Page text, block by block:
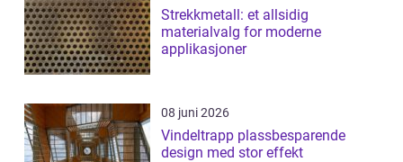
Strekkmetall: et allsidig
materialvalg for moderne
applikasjoner
08 juni 2026
Vindeltrapp plassbesparende
design med stor effekt